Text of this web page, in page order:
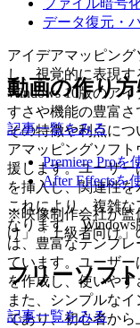
ファイル暗号
データ復元・
アイデアマッピン
し、視覚的に表現す
Windows 10版のア
すさや機能の豊富さ
その特徴や利点に
アマッピングソフ
援します。ユーザ
を挿入し、関連性を
これにより、複雑
なります。
は、豊富なテンプ
ています。ユーザ
を作成し、使いやす
また、シンプルな
であり、初心者から
動画の作り
記事一覧をみる
Premiere Pro
After Effectsを
※映像制作会社が監
け」「上級者向け」
フリーソフ
記事一覧をみる